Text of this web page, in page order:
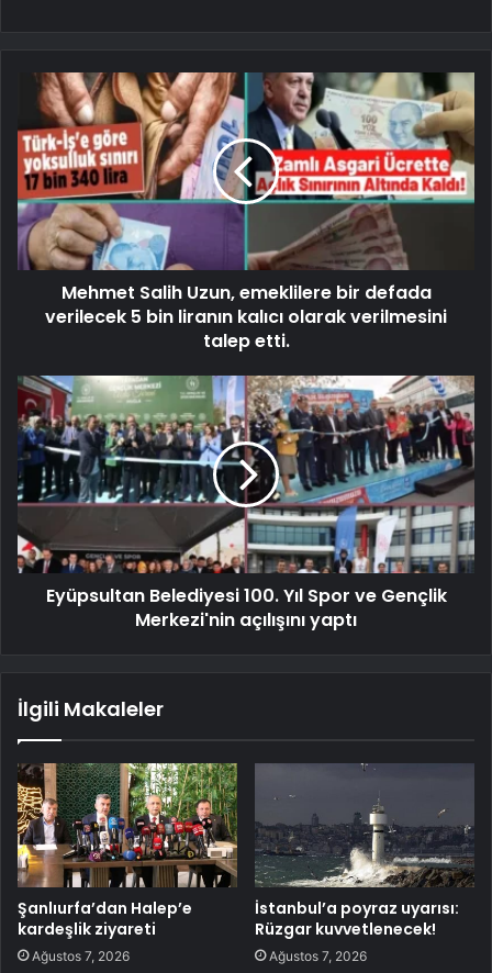
Mehmet Salih Uzun, emeklilere bir defada
verilecek 5 bin liranın kalıcı olarak verilmesini
talep etti.
Eyüpsultan Belediyesi 100. Yıl Spor ve Gençlik
Merkezi'nin açılışını yaptı
İlgili Makaleler
Şanlıurfa’dan Halep’e
kardeşlik ziyareti
Ağustos 7, 2026
İstanbul’a poyraz uyarısı:
Rüzgar kuvvetlenecek!
Ağustos 7, 2026